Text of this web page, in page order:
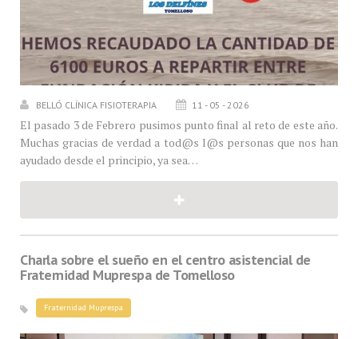
BELLÓ CLÍNICA FISIOTERAPIA 11 - 05 - 2026
El pasado 3 de Febrero pusimos punto final al reto de este año.
Muchas gracias de verdad a tod@s l@s personas que nos han
ayudado desde el principio, ya sea…
Charla sobre el sueño en el centro asistencial de
Fraternidad Muprespa de Tomelloso
Fraternidad Muprespa